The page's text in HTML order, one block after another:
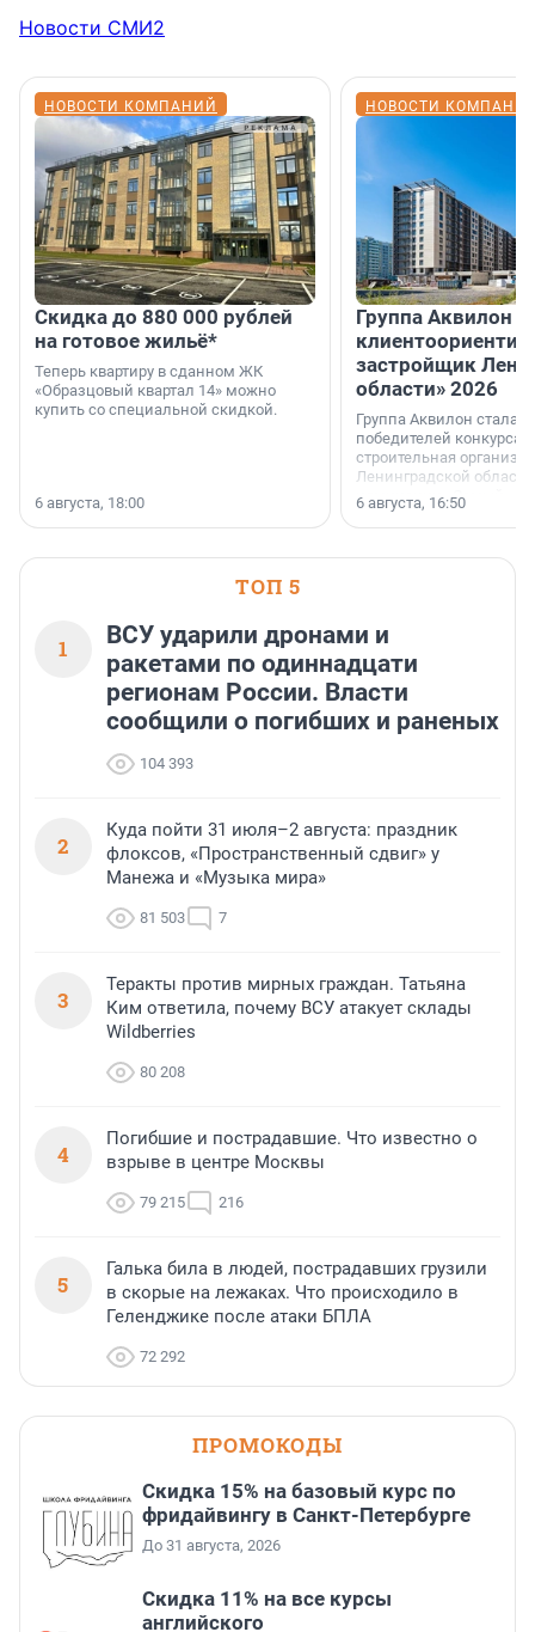
Новости СМИ2
НОВОСТИ КОМПАНИЙ
Скидка до 880 000 рублей
на готовое жильё*
Теперь квартиру в сданном ЖК
«Образцовый квартал 14» можно
купить со специальной скидкой.
6 августа, 18:00
НОВОСТИ
Группа Аквилон
застройщик
области» 2026
Группа Аквилон стала
победителей конкурса
строительная
Ленинградской области
номинации «Самый
застройщик
области».
6 августа, 16:50
ТОП 5
1
ВСУ ударили дронами и
ракетами по одиннадцати
регионам России. Власти
сообщили о погибших и раненых
104 393
2
Куда пойти 31 июля–2 августа: праздник
флоксов, «Пространственный сдвиг» у
Манежа и «Музыка мира»
81 503 7
3
Теракты против мирных граждан. Татьяна
Ким ответила, почему ВСУ атакует склады
Wildberries
80 208
4
Погибшие и пострадавшие. Что известно о
взрыве в центре Москвы
79 215 216
5
Галька била в людей, пострадавших грузили
в скорые на лежаках. Что происходило в
Геленджике после атаки БПЛА
72 292
ПРОМОКОДЫ
Скидка 15% на базовый курс по
фридайвингу в Санкт-Петербурге
До 31 августа, 2026
Скидка 11% на все курсы
английского